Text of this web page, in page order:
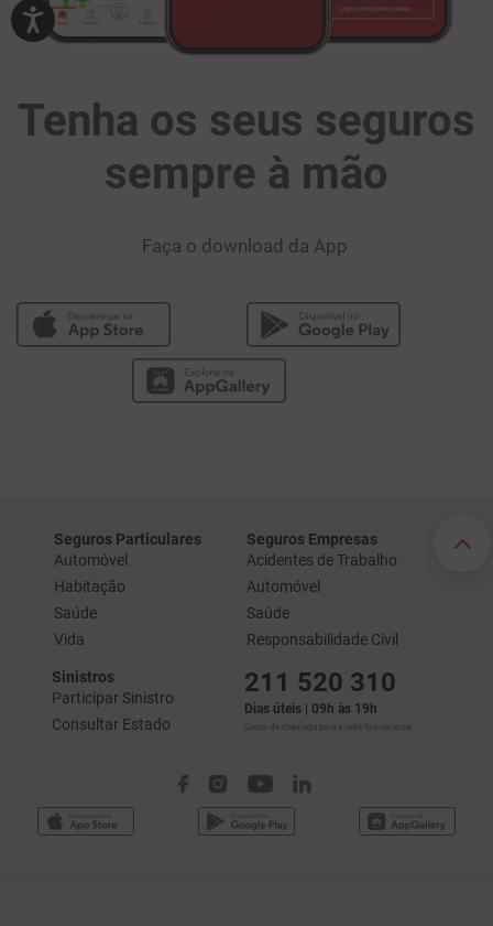
Tenha os seus seguros
Faça o download da App
Saúde
Vida
Saúde
Responsabilidade Civil
Sinistros
Participar Sinistro
Consultar Estado
211 520 310
Custo de chamada para a rede fixa nacional